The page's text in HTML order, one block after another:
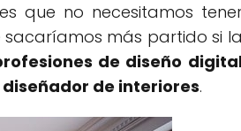
que no necesitamos
más partido si la
de diseño
de interiores.